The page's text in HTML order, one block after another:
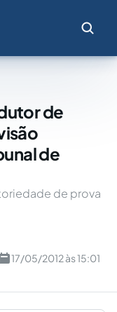
de
de
de prova
17/05/2012 às 15:01